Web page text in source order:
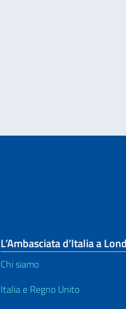
L’Ambasciata d’Italia a
Chi siamo
Italia e Regno Unito